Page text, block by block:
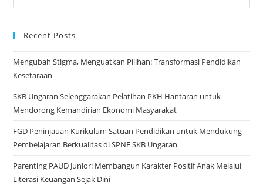
for:
Recent Posts
Mengubah Stigma, Menguatkan Pilihan: Transformasi Pendidikan
Kesetaraan
SKB Ungaran Selenggarakan Pelatihan PKH Hantaran untuk
Mendorong Kemandirian Ekonomi Masyarakat
FGD Peninjauan Kurikulum Satuan Pendidikan untuk Mendukung
Pembelajaran Berkualitas di SPNF SKB Ungaran
Parenting PAUD Junior: Membangun Karakter Positif Anak Melalui
Literasi Keuangan Sejak Dini